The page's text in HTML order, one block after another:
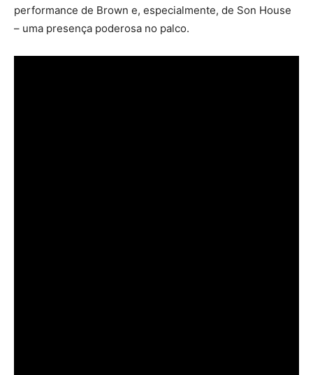
performance de Brown e, especialmente, de Son House
– uma presença poderosa no palco.